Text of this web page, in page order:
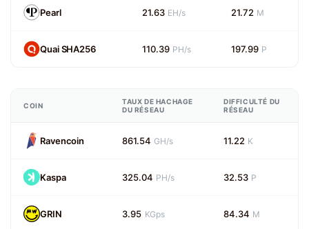
Pearl 21.63 EH/s 21.72 M
Quai SHA256 110.39 PH/s 197.99 P
COIN
TAUX DE HACHAGE
DU RÉSEAU
DIFFICULTÉ DU
RÉSEAU
Ravencoin 861.54 GH/s 11.22 K
Kaspa 325.04 PH/s 32.53 P
GRIN 3.95 KGps 84.34 M